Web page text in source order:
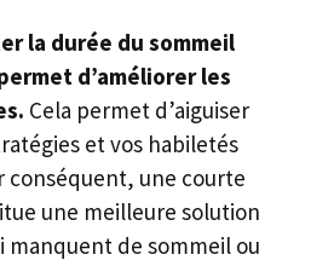
la durée du sommeil
d’améliorer les
Cela permet d’aiguiser
et vos habiletés
conséquent, une courte
une meilleure solution
manquent de sommeil ou